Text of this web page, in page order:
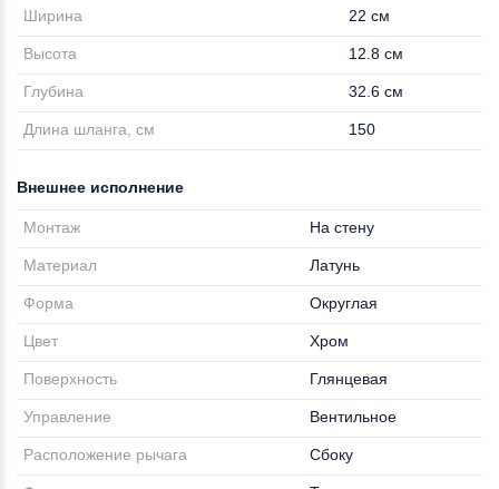
Ширина 22 см
Высота 12.8 см
Глубина 32.6 см
Длина шланга, см 150
Внешнее исполнение
Монтаж На стену
Материал Латунь
Форма Округлая
Цвет Хром
Поверхность Глянцевая
Управление Вентильное
Расположение рычага Сбоку